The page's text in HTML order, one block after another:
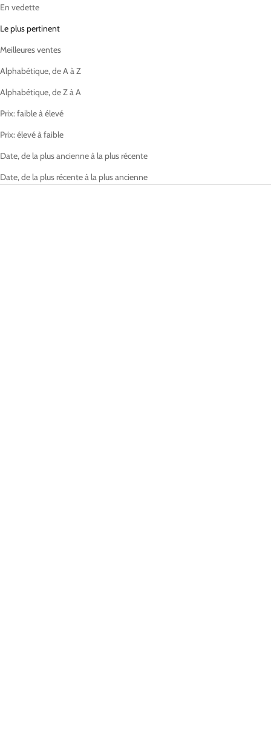
En vedette
Le plus pertinent
Meilleures ventes
Alphabétique, de A à Z
Alphabétique, de Z à A
Prix: faible à élevé
Prix: élevé à faible
Date, de la plus ancienne à la plus récente
Date, de la plus récente à la plus ancienne